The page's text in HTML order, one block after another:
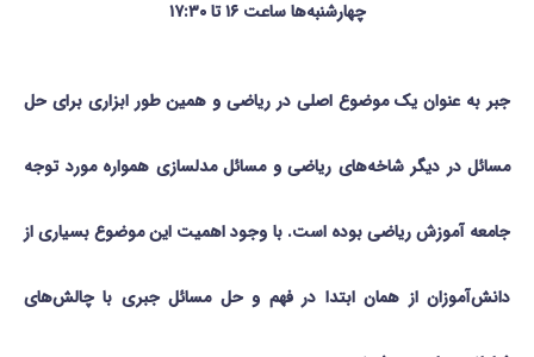
چهارشنبه‌ها ساعت ۱۶ تا ۱۷:۳۰
جبر به عنوان یک موضوع اصلی در ریاضی و همین طور ابزاری برای حل
مسائل در دیگر شاخه‌های ریاضی و مسائل مدلسازی همواره مورد توجه
جامعه آموزش ریاضی بوده است. با وجود اهمیت این موضوع بسیاری از
دانش‌آموزان از همان ابتدا در فهم و حل مسائل جبری با چالش‌های